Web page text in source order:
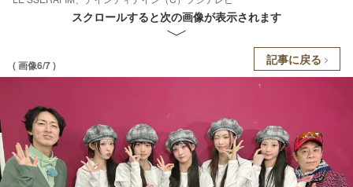
スクロールすると次の画像が表示されます
( 画像6/7 ) 記事に戻る